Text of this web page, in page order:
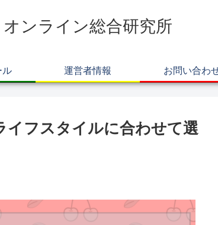
オンライン総合研究所
ル 運営者情報 お問い合わ
イフスタイルに合わせて選